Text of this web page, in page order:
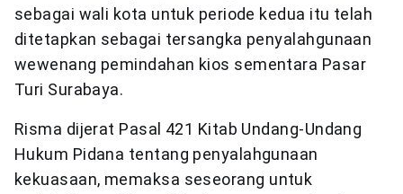
sebagai wali kota untuk periode kedua itu telah
ditetapkan sebagai tersangka penyalahgunaan
wewenang pemindahan kios sementara Pasar
Turi Surabaya.
Risma dijerat Pasal 421 Kitab Undang-Undang
Hukum Pidana tentang penyalahgunaan
kekuasaan, memaksa seseorang untuk